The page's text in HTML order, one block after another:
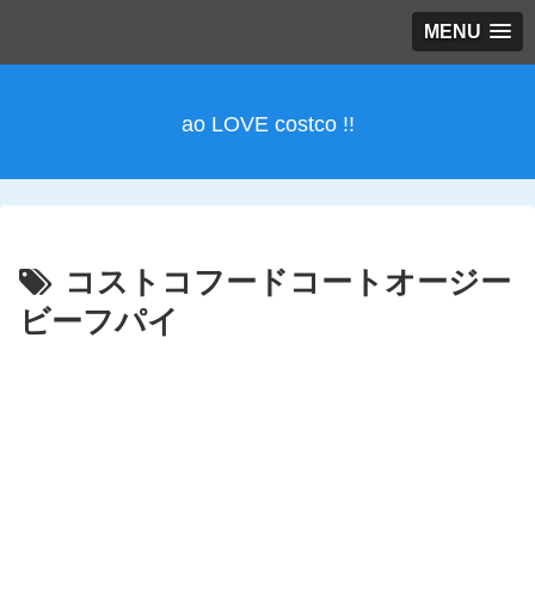
MENU
ao LOVE costco !!
コストコフードコートオージー
ビーフパイ